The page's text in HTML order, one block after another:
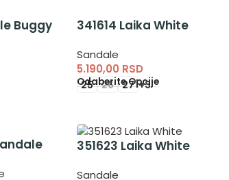
Buggy
341614 Laika White
Sandale
5.190,00 RSD
Odaberite Opcije
25 26 27 +3
351623 Laika White
Sandale